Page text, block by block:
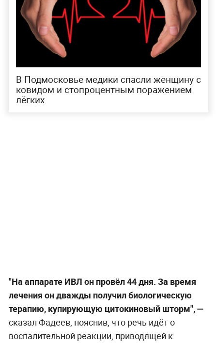
В Подмосковье медики спасли женщину с
ковидом и стопроцентным поражением
лёгких
"На аппарате ИВЛ он провёл 44 дня. За время
лечения он дважды получил биологическую
терапию, купирующую цитокиновый шторм", —
сказал Фадеев, пояснив, что речь идёт о
воспалительной реакции, приводящей к